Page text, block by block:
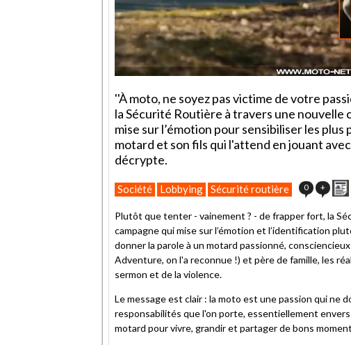
''À moto, ne soyez pas victime de votre
la Sécurité Routière à travers une nouvelle
mise sur l’émotion pour sensibiliser les
motard et son fils qui l'attend en jouant
décrypte.
Société Lobbying Sécurité routière 0 +
Plutôt que tenter - vainement ? - de frapper fort, la
campagne qui mise sur l’émotion et l’identification
donner la parole à un motard passionné,
Adventure, on l'a reconnue !) et père de famille, les
sermon et de la violence.
Le message est clair : la moto est une passion qui ne
responsabilités que l'on porte, essentiellement
motard pour vivre, grandir et partager de bons